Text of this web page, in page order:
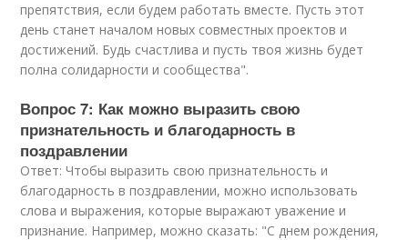
препятствия, если будем работать вместе. Пусть этот
день станет началом новых совместных проектов и
достижений. Будь счастлива и пусть твоя жизнь будет
полна солидарности и сообщества".
Вопрос 7: Как можно выразить свою
признательность и благодарность в
поздравлении
Ответ: Чтобы выразить свою признательность и
благодарность в поздравлении, можно использовать
слова и выражения, которые выражают уважение и
признание. Например, можно сказать: "С днем рождения,